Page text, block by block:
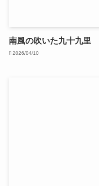
南風の吹いた九十九里
2026/04/10